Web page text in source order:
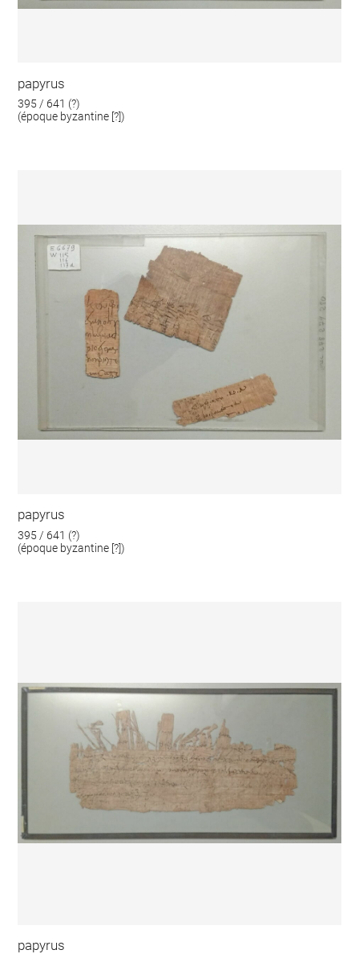
papyrus
395 / 641 (?)
(époque byzantine [?])
papyrus
395 / 641 (?)
(époque byzantine [?])
papyrus